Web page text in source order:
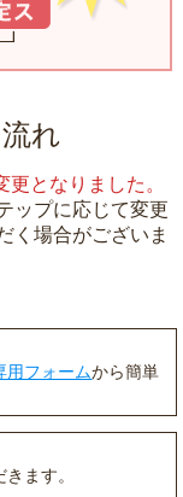
れ
となりました。
ップに応じて変更
く場合がございま
用フォームから簡単
ます。